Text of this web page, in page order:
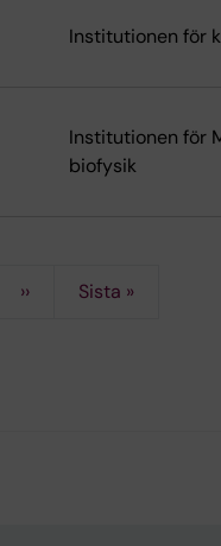
Institutionen för
Institutionen för
biofysik
Next
››
Last
Sista »